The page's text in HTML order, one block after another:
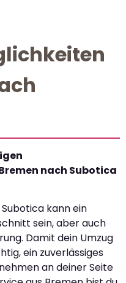
nach Subotica
kann ein
sein, aber auch
Damit dein Umzug
ein zuverlässiges
an deiner Seite